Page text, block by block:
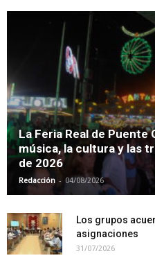
La Feria Real de Puente
música, la cultura y las
de 2026
Redacción - 04/08/2026
Los grupos
asignaciones
31/07/2026